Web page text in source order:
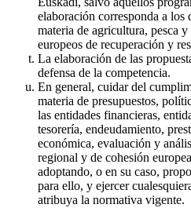
elaboración corresponda a los
materia de agricultura, pesca
europeos de recuperación y
La elaboración de las
defensa de la competencia.
En general, cuidar del
materia de presupuestos,
las entidades financieras,
tesorería, endeudamiento,
económica, evaluación y
regional y de cohesión
adoptando, o en su caso,
para ello, y ejercer
atribuya la normativa vigente.